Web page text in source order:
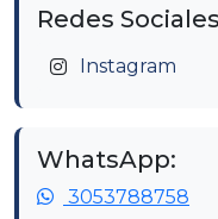
Redes
Instagram
WhatsApp:
3053788758